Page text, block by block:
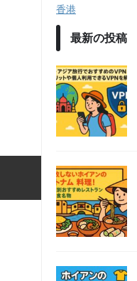
香港
最新の投稿